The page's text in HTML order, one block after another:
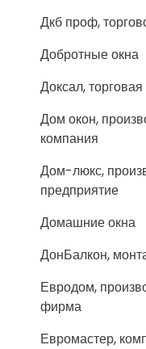
Дкб проф,
Добротные окна
Доксал,
Дом окон,
компания
Дом-люкс,
предприятие
Домашние окна
ДонБалкон,
Евродом,
фирма
Евромастер,